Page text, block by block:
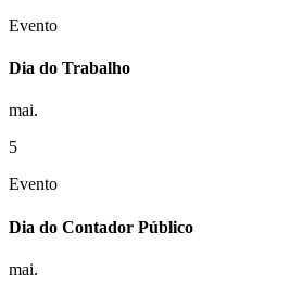
Evento
Dia do Trabalho
mai.
5
Evento
Dia do Contador Público
mai.